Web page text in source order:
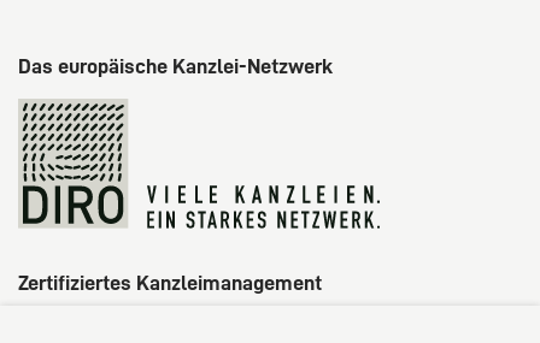
Das europäische Kanzlei-Netzwerk
Zertifiziertes Kanzleimanagement